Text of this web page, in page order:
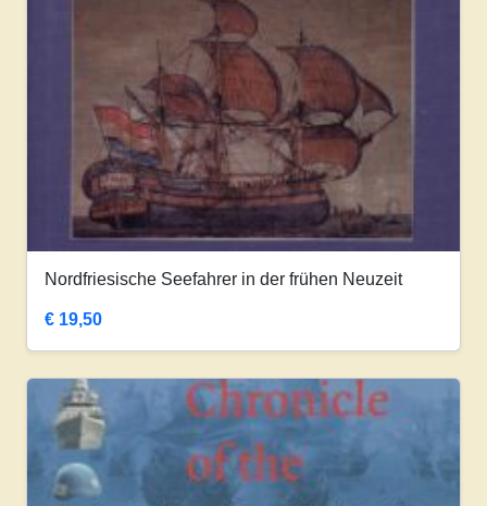
Nordfriesische Seefahrer in der frühen Neuzeit
€ 19,50